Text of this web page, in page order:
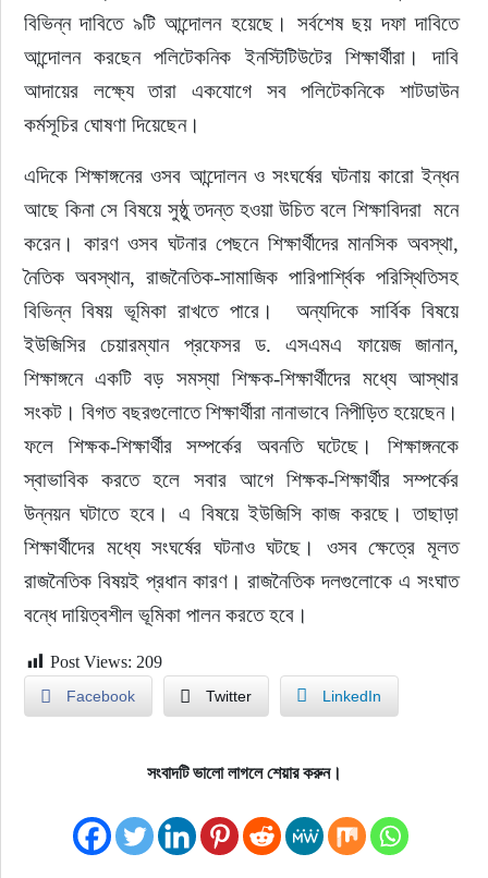
বিভিন্ন দাবিতে ৯টি আন্দোলন হয়েছে। সর্বশেষ ছয় দফা দাবিতে
আন্দোলন করছেন পলিটেকনিক ইনস্টিটিউটের শিক্ষার্থীরা। দাবি
আদায়ের লক্ষ্যে তারা একযোগে সব পলিটেকনিকে শাটডাউন
কর্মসূচির ঘোষণা দিয়েছেন।
এদিকে শিক্ষাঙ্গনের ওসব আন্দোলন ও সংঘর্ষের ঘটনায় কারো ইন্ধন
আছে কিনা সে বিষয়ে সুষ্ঠু তদন্ত হওয়া উচিত বলে শিক্ষাবিদরা  মনে
করেন। কারণ ওসব ঘটনার পেছনে শিক্ষার্থীদের মানসিক অবস্থা,
নৈতিক অবস্থান, রাজনৈতিক-সামাজিক পারিপার্শ্বিক পরিস্থিতিসহ
বিভিন্ন বিষয় ভূমিকা রাখতে পারে।  অন্যদিকে সার্বিক বিষয়ে
ইউজিসির চেয়ারম্যান প্রফেসর ড. এসএমএ ফায়েজ জানান,
শিক্ষাঙ্গনে একটি বড় সমস্যা শিক্ষক-শিক্ষার্থীদের মধ্যে আস্থার
সংকট। বিগত বছরগুলোতে শিক্ষার্থীরা নানাভাবে নিপীড়িত হয়েছেন।
ফলে শিক্ষক-শিক্ষার্থীর সম্পর্কের অবনতি ঘটেছে। শিক্ষাঙ্গনকে
স্বাভাবিক করতে হলে সবার আগে শিক্ষক-শিক্ষার্থীর সম্পর্কের
উন্নয়ন ঘটাতে হবে। এ বিষয়ে ইউজিসি কাজ করছে। তাছাড়া
শিক্ষার্থীদের মধ্যে সংঘর্ষের ঘটনাও ঘটছে। ওসব ক্ষেত্রে মূলত
রাজনৈতিক বিষয়ই প্রধান কারণ। রাজনৈতিক দলগুলোকে এ সংঘাত
বন্ধে দায়িত্বশীল ভূমিকা পালন করতে হবে।
Post Views: 209
Facebook Twitter LinkedIn
সংবাদটি ভালো লাগলে শেয়ার করুন।